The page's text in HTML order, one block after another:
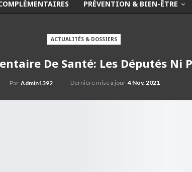
PRÉVENTION & BIEN-ÊTRE
ACTUALITÉS & DOSSIERS
De Santé: Les Députés Ni
Par Admin1392 Dernière mise à jour 4 Nov, 2021